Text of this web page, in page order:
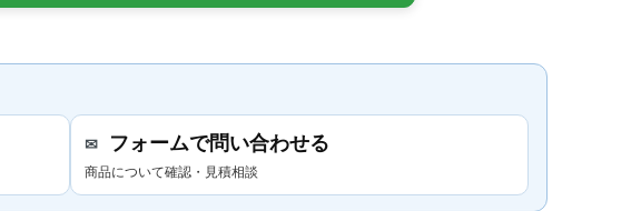
✉ フォームで問い合わせる
商品について確認・見積相談